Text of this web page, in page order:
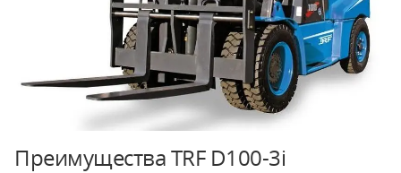
ПреимуществаTRF D100-3i